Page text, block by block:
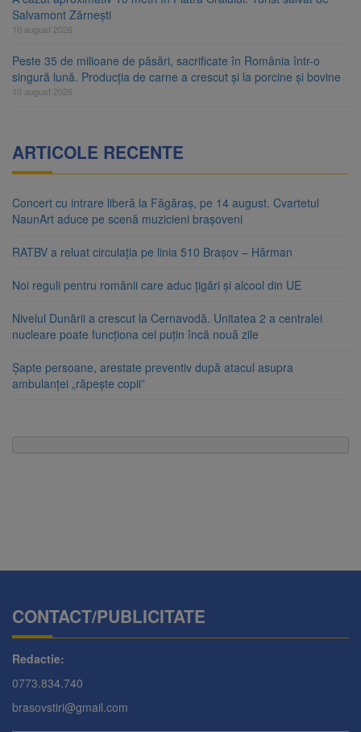
Salvamont Zărnești
10 august 2026
Peste 35 de milioane de păsări, sacrificate în România într-o
singură lună. Producția de carne a crescut și la porcine și bovine
10 august 2026
ARTICOLE RECENTE
Concert cu intrare liberă la Făgăraș, pe 14 august. Cvartetul
NaunArt aduce pe scenă muzicieni brașoveni
RATBV a reluat circulația pe linia 510 Brașov – Hărman
Noi reguli pentru românii care aduc țigări și alcool din UE
Nivelul Dunării a crescut la Cernavodă. Unitatea 2 a centralei
nucleare poate funcționa cel puțin încă nouă zile
Șapte persoane, arestate preventiv după atacul asupra
ambulanței „răpește copii”
CONTACT/PUBLICITATE
Redactie:
0773.834.740
brasovstiri@gmail.com